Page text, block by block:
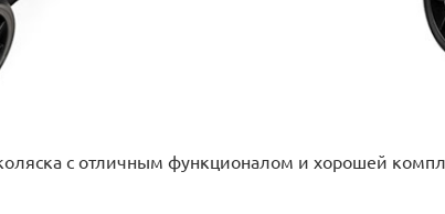
с отличным функционалом и хорошей